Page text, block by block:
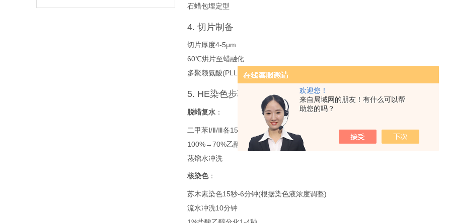
欢迎您！
来自局域网的朋友！有什么可以帮
助您的吗？
石蜡包埋定型
4. 切片制备
切片厚度4-5μm
60℃烘片至蜡融化
多聚赖氨酸(PLL)包被载玻片防脱片
5. HE染色步骤
脱蜡复水 ‌：
二甲苯Ⅰ/Ⅱ/Ⅲ各15分钟
100%→70%乙醇梯度(每级5分钟)
蒸馏水冲洗
核染色‌：
苏木素染色15秒-6分钟(根据染色液浓度调整)
流水冲洗10分钟